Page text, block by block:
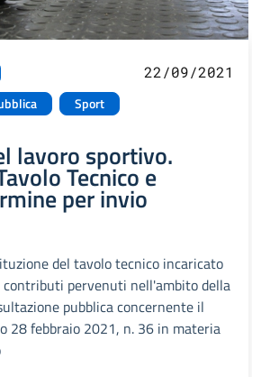
Sport
22/09/2021
lavoro sportivo.
Tecnico e
per invio
del tavolo tecnico incaricato
pervenuti nell'ambito della
pubblica concernente il
28 febbraio 2021, n. 36 in materia